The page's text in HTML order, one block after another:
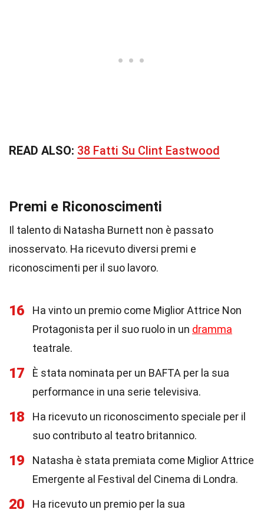
READ ALSO: 38 Fatti Su Clint Eastwood
Premi e Riconoscimenti
Il talento di Natasha Burnett non è passato
inosservato. Ha ricevuto diversi premi e
riconoscimenti per il suo lavoro.
16
Ha vinto un premio come Miglior Attrice Non
Protagonista per il suo ruolo in un dramma
teatrale.
17
È stata nominata per un BAFTA per la sua
performance in una serie televisiva.
18
Ha ricevuto un riconoscimento speciale per il
suo contributo al teatro britannico.
19
Natasha è stata premiata come Miglior Attrice
Emergente al Festival del Cinema di Londra.
20
Ha ricevuto un premio per la sua